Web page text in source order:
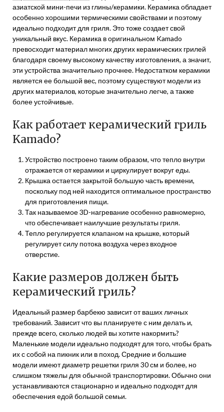
азиатской мини-печи из глины/керамики. Керамика обладает
особенно хорошими термическими свойствами и поэтому
идеально подходит для гриля. Это тоже создает свой
уникальный вкус. Керамика в оригинальном Kamado
превосходит материал многих других керамических грилей
благодаря своему высокому качеству изготовления, а значит,
эти устройства значительно прочнее. Недостатком керамики
является ее большой вес, поэтому существуют модели из
других материалов, которые значительно легче, а также
более устойчивые.
Как работает керамический гриль
Kamado?
Устройство построено таким образом, что тепло внутри
отражается от керамики и циркулирует вокруг еды.
Крышка остается закрытой большую часть времени,
поскольку под ней находится оптимальное пространство
для приготовления пищи.
Так называемое 3D-нагревание особенно равномерно,
что обеспечивает наилучшие результаты гриля.
Тепло регулируется клапаном на крышке, который
регулирует силу потока воздуха через входное
отверстие.
Какие размеров должен быть
керамический гриль?
Идеальный размер барбекю зависит от ваших личных
требований. Зависит что вы планируете с ним делать и,
прежде всего, сколько людей вы хотите накормить?
Маленькие модели идеально подходят для того, чтобы брать
их с собой на пикник или в поход. Средние и большие
модели имеют диаметр решетки гриля 30 см и более, но
слишком тяжелы для обычной транспортировки. Обычно они
устанавливаются стационарно и идеально подходят для
обеспечения едой большой семьи.